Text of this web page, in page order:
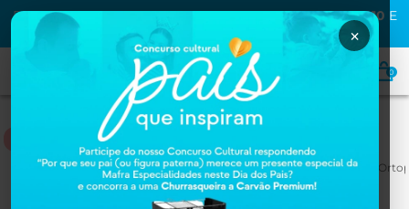
PRIMEIRA COMPRA NA MAFRA? USE O CUPOMMAFRA10 E
GANHE
0
ACESSÓRIOS ORTOPÉDICOS
Home ORTOPEDIA E REABILITAÇAO Acessórios Acessórios
×